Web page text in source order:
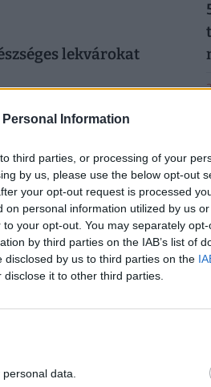
Information
third parties, or processing of your
by us, please use the below opt-out
your opt-out request is processed
personal information utilized by us
your opt-out. You may separately
by third parties on the IAB’s list of
by us to third parties on the
it to other third parties.
data.
lekvárokat
alternatív lekvárok téli verzióit
a horror inflációt
hétköznapi ebédeket,
mindig ellenállnak az
az asztalra kerül
sültek, káposztás ételek és